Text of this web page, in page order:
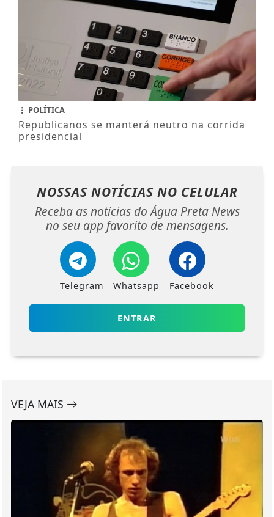
POLÍTICA
Republicanos se manterá neutro na corrida
presidencial
NOSSAS NOTÍCIAS NO CELULAR
Receba as notícias do Água Preta News
no seu app favorito de mensagens.
Telegram Whatsapp Facebook
ENTRAR
VEJA MAIS